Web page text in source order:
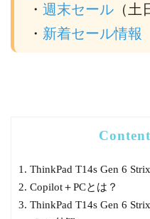
・ 週末セール （土
・ 新着セール情報
1. ThinkPad T14s Gen 6
2. Copilot＋PCとは？
3. ThinkPad T14s Gen 6